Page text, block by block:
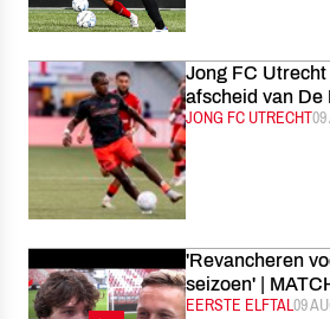
Jong FC
afscheid van De
CATEGORIE:
JONG FC UTRECHT
'Revancheren
seizoen' |
CATEGORIE:
EERSTE ELFTAL09